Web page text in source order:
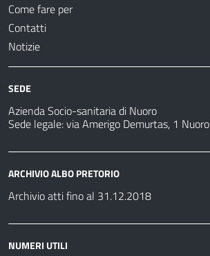
Come fare per
Contatti
Notizie
SEDE
Azienda Socio-sanitaria di Nuoro
Sede legale: via Amerigo Demurtas, 1 Nuoro
ARCHIVIO ALBO PRETORIO
Archivio atti fino al 31.12.2018
NUMERI UTILI